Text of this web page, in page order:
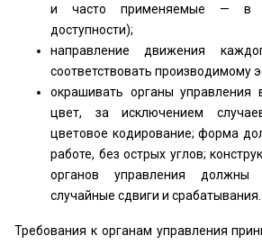
и часто применяемые — в
доступности);
направление движения
соответствовать производимому
окрашивать органы
цвет, за исключением
цветовое кодирование; форма
работе, без острых углов;
органов управления должны
случайные сдвиги и срабатывания.
Требования к органам управления